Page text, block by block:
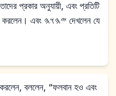
প্রকার অনুযায়ী, এবং প্রতিটি
𐤉𐤄𐤅𐤄 দেখলেন যে